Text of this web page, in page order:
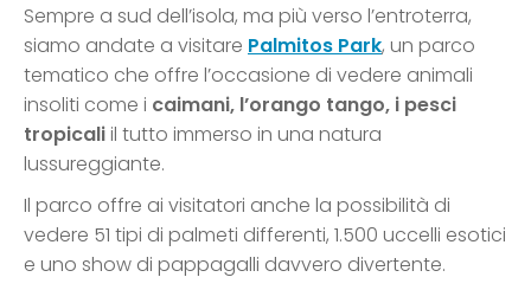
Sempre a sud dell’isola, ma più verso l’entroterra,
siamo andate a visitare Palmitos Park, un parco
tematico che offre l’occasione di vedere animali
insoliti come i caimani, l’orango tango, i pesci
tropicaliil tutto immerso in una natura
lussureggiante.
Il parco offre ai visitatori anche la possibilità di
vedere 51 tipi di palmeti differenti, 1.500 uccelli esotici
e uno show di pappagalli davvero divertente.